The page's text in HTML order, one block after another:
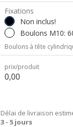
Fixations
Non inclus!
Boulons M10:
Boulons à tête
prix/produit
0,00
Délai de livraison
3 - 5 jours